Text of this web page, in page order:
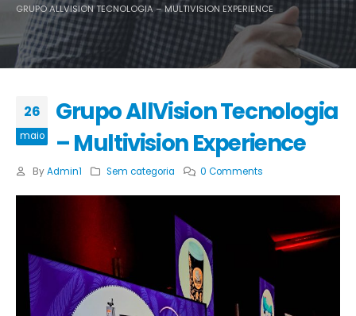
GRUPO ALLVISION TECNOLOGIA – MULTIVISION EXPERIENCE
26
maio
Grupo AllVision Tecnologia
– Multivision Experience
By Admin1 Sem categoria 0 Comments